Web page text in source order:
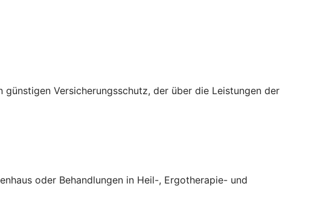
Versicherungsschutz, der über die Leistungen der
oder Behandlungen in Heil-, Ergotherapie- und